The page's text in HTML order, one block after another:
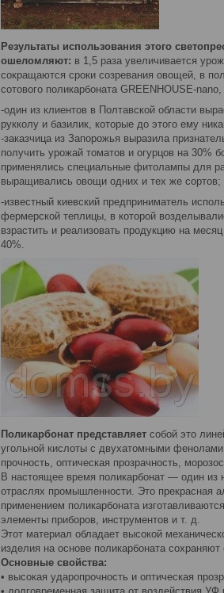
Результаты использования этого
ошеломляют: в 1,5 раза увеличивается
сокращаются сроки созревания овощей, в
сотового поликарбоната GREENHOUSE-
-один из клиентов в Полтавской области
рукколу и базилик, которые до этого ему
-заказчица из Запорожья выразила
получить урожай томатов и огурцов на 30%
применялись специальные фитолампы для
выращивались овощи одних и тех же сортов;
-известный киевский предприниматель
фермерской теплицы, в которой
взрастить и реализовать продукцию на
40%.
Поликарбонат представляет собой это
угольной кислоты с двухатомными
прочность, оптическая прозрачность,
В настоящее время поликарбонат — один из
отраслях промышленности. Это прекрасная
применением поликарбоната
элементы приборов, инструментов и т. д.
Этот материал обладает высокой
изделия на основе поликарбоната
Основные свойства:
• высокая ударопрочность и оптическая